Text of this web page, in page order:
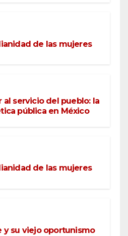
de las mujeres
al servicio del pueblo: la
pública en México
de las mujeres
y su viejo oportunismo